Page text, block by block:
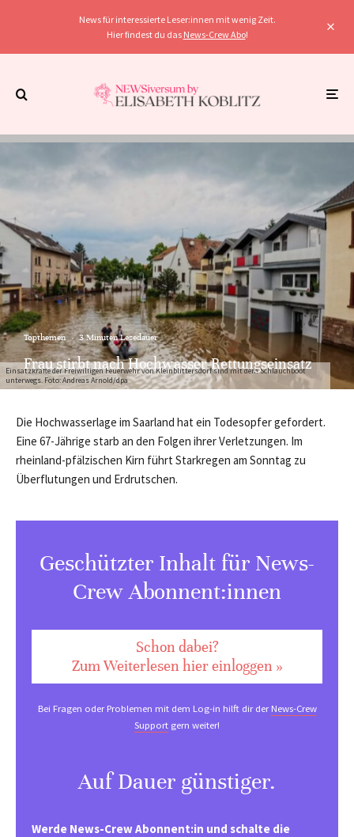
News für interessierte Leser:innen mit wenig Zeit.
Hier findest du das News-Crew Abo!
Einsatzkräfte der Freiwilligen Feuerwehr von Kleinblittersdorf sind mit dem Schlauchboot
unterwegs. Foto: Andreas Arnold/dpa
Topthemen · 3 Minuten Lesedauer
Frau stirbt nach Hochwasser-Rettungseinsatz
Die Hochwasserlage im Saarland hat ein Todesopfer gefordert.
Eine 67-Jährige starb an den Folgen ihrer Verletzungen. Im
rheinland-pfälzischen Kirn führt Starkregen am Sonntag zu
Überflutungen und Erdrutschen.
Geschützter Inhalt für News-
Crew Abonnent:innen
Schon dabei?
Zum Weiterlesen hier einloggen »
Bei Fragen oder Problemen mit dem Log-in hilft dir derNews-Crew
Support gern weiter!
Auf Dauer günstiger.
Werde News-Crew Abonnent:in und schalte die